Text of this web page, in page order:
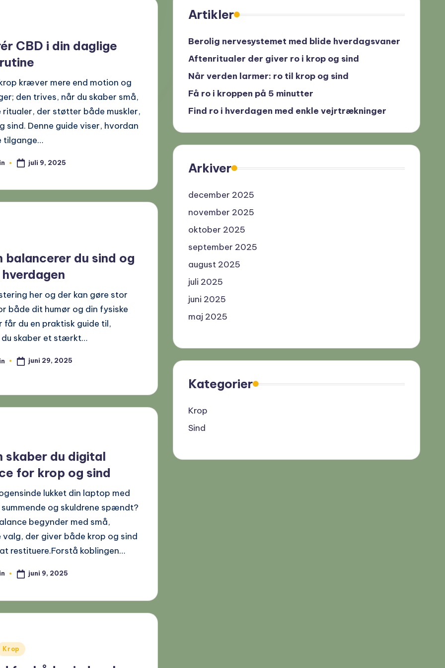
CBD i din daglige
kræver mere end motion og
den trives, når du skaber små,
ritualer, der støtter både muskler,
sind. Denne guide viser, hvordan
tilgange…
juli 9, 2025
balancerer du sind og
her og der kan gøre stor
både dit humør og din fysiske
får du en praktisk guide til,
du skaber et stærkt…
juni 29, 2025
skaber du digital
for krop og sind
lukket din laptop med
og skuldrene spændt?
begynder med små,
valg, der giver både krop og sind
restituere.Forstå koblingen…
juni 9, 2025
Krop
Artikler
Berolig nervesystemet med blide hverdagsvaner
Aftenritualer der giver ro i krop og sind
Når verden larmer: ro til krop og sind
Få ro i kroppen på 5 minutter
Find ro i hverdagen med enkle vejrtrækninger
Arkiver
december 2025
november 2025
oktober 2025
september 2025
august 2025
juli 2025
juni 2025
maj 2025
Kategorier
Krop
Sind